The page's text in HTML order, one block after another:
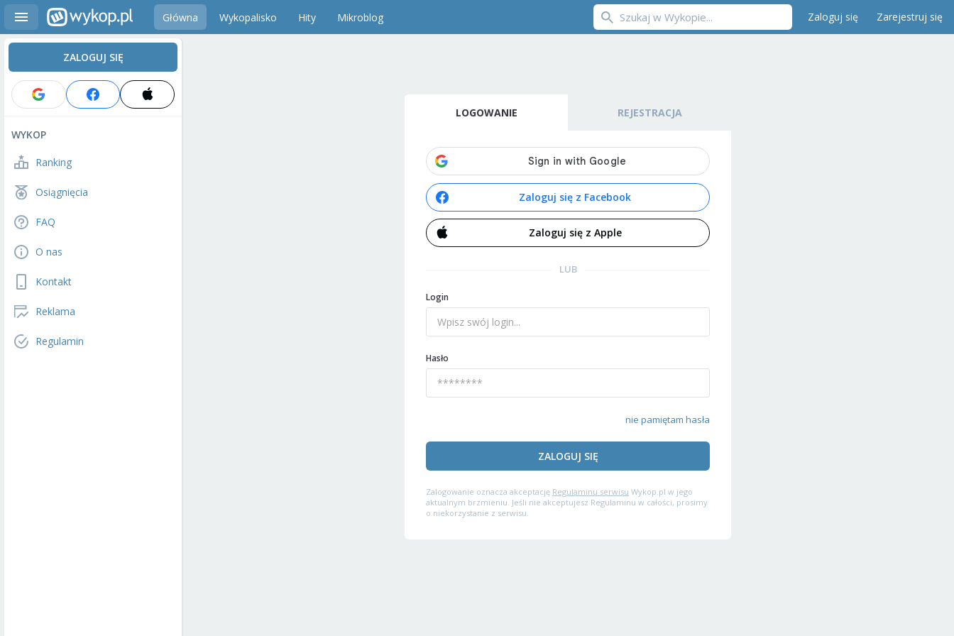
Główna Wykopalisko Hity Mikroblog Zaloguj się Zarejestruj się
ZALOGUJ SIĘ
WYKOP
Ranking
Osiągnięcia
FAQ
O nas
Kontakt
Reklama
Regulamin
LOGOWANIE REJESTRACJA
Zaloguj się z Facebook
Zaloguj się z Apple
LUB
Login
Hasło
nie pamiętam hasła
ZALOGUJ SIĘ
Zalogowanie oznacza akceptację Regulaminu serwisu Wykop.pl w jego
aktualnym brzmieniu. Jeśli nie akceptujesz Regulaminu w całości, prosimy
o niekorzystanie z serwisu.